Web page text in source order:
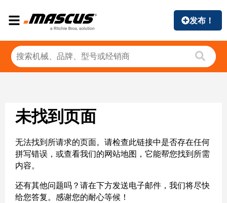
发布！
未找到页面
无法找到所请求的页面。请检查此链接中是否存在任何
拼写错误，或查看我们的网站地图，它能帮您找到所需
内容。
还有其他问题吗？请在下方发送电子邮件，我们将尽快
给您答复。感谢您的耐心等候！